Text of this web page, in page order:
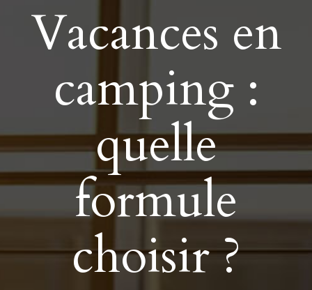
Vacances en
camping :
quelle
formule
choisir ?